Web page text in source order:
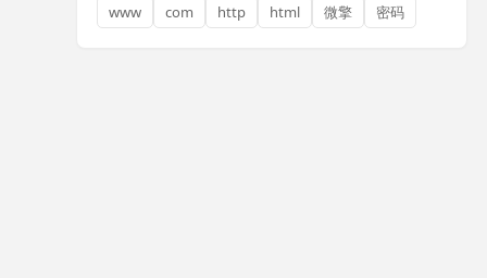
www
com http html 微擎 密码